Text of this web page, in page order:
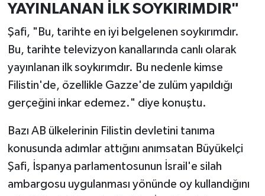
YAYINLANAN İLK SOYKIRIMDIR"
Şafi, "Bu, tarihte en iyi belgelenen soykırımdır.
Bu, tarihte televizyon kanallarında canlı olarak
yayınlanan ilk soykırımdır. Bu nedenle kimse
Filistin'de, özellikle Gazze'de zulüm yapıldığı
gerçeğini inkar edemez." diye konuştu.
Bazı AB ülkelerinin Filistin devletini tanıma
konusunda adımlar attığını anımsatan Büyükelçi
Şafi, İspanya parlamentosunun İsrail'e silah
ambargosu uygulanması yönünde oy kullandığını